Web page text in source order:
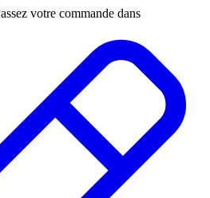
votre commande dans